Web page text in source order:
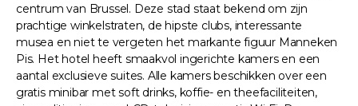
centrum van Brussel. Deze stad staat bekend om zijn
prachtige winkelstraten, de hipste clubs, interessante
musea en niet te vergeten het markante figuur Manneken
Pis. Het hotel heeft smaakvol ingerichte kamers en een
aantal exclusieve suites. Alle kamers beschikken over een
gratis minibar met soft drinks, koffie- en theefaciliteiten,